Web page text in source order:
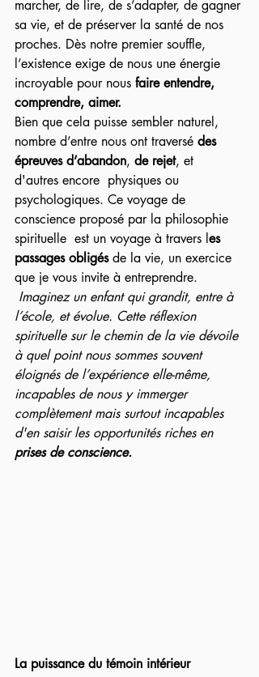
marcher, de lire, de s’adapter, de gagner
sa vie, et de préserver la santé de nos
proches. Dès notre premier souffle,
l’existence exige de nous une énergie
incroyable pour nous faire entendre,
comprendre, aimer.
Bien que cela puisse sembler naturel,
nombre d’entre nous ont traversé des
épreuves d’abandon, de rejet, et
d'autres encore  physiques ou
psychologiques. Ce voyage de
conscience proposé par la philosophie
spirituelle  est un voyage à travers l es
passages obligés de la vie, un exercice
que je vous invite à entreprendre.
Imaginez un enfant qui grandit, entre à
l’école, et évolue. Cette réflexion
spirituelle sur le chemin de la vie dévoile
à quel point nous sommes souvent
éloignés de l’expérience elle-même,
incapables de nous y immerger
complètement mais surtout incapables
d'en saisir les opportunités riches en
prises de conscience.
La puissance du témoin intérieur